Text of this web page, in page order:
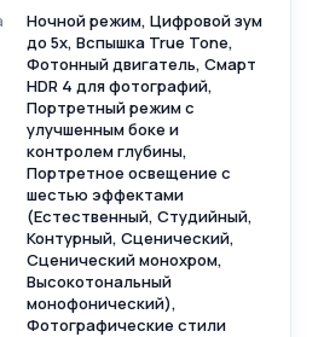
Ночной режим, Цифровой зум
до 5x, Вспышка True Tone,
Фотонный двигатель, Смарт
HDR 4 для фотографий,
Портретный режим с
улучшенным боке и
контролем глубины,
Портретное освещение с
шестью эффектами
(Естественный, Студийный,
Контурный, Сценический,
Сценический монохром,
Высокотональный
монофонический),
Фотографические стили